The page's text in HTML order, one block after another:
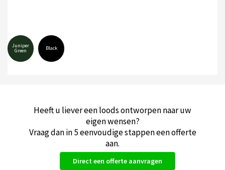
Juniper
Green Black
Heeft u liever een loods ontworpen naar uw
eigen wensen?
Vraag dan in 5 eenvoudige stappen een offerte
aan.
Direct een offerte aanvragen